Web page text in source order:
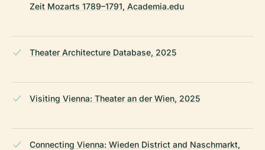
Zeit Mozarts 1789–1791, Academia.edu
Theater Architecture Database, 2025
Visiting Vienna: Theater an der Wien, 2025
Connecting Vienna: Wieden District and Naschmarkt,